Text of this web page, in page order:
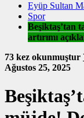
Eyüp Sultan
Spor
Beşiktaş’tan
artırımı
73 kez okunmuştur
Ağustos 25, 2025